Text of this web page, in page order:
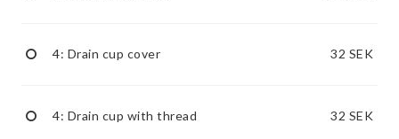
4: Drain cup cover 32 SEK
4: Drain cup with thread 32 SEK